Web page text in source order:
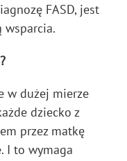
FASD, jest
wsparcia.
w dużej mierze
dziecko z
przez matkę
I to wymaga